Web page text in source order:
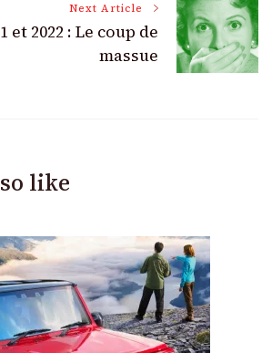
Next Article
et 2022 : Le coup de
massue
like